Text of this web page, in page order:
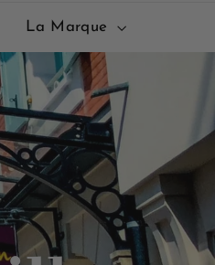
La Marque